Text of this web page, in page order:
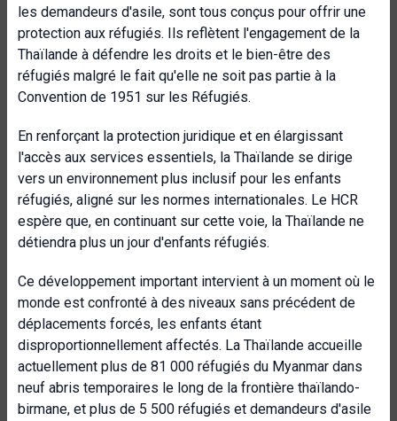
les demandeurs d'asile, sont tous conçus pour offrir une
protection aux réfugiés. Ils reflètent l'engagement de la
Thaïlande à défendre les droits et le bien-être des
réfugiés malgré le fait qu'elle ne soit pas partie à la
Convention de 1951 sur les Réfugiés.
En renforçant la protection juridique et en élargissant
l'accès aux services essentiels, la Thaïlande se dirige
vers un environnement plus inclusif pour les enfants
réfugiés, aligné sur les normes internationales. Le HCR
espère que, en continuant sur cette voie, la Thaïlande ne
détiendra plus un jour d'enfants réfugiés.
Ce développement important intervient à un moment où le
monde est confronté à des niveaux sans précédent de
déplacements forcés, les enfants étant
disproportionnellement affectés. La Thaïlande accueille
actuellement plus de 81 000 réfugiés du Myanmar dans
neuf abris temporaires le long de la frontière thaïlando-
birmane, et plus de 5 500 réfugiés et demandeurs d'asile